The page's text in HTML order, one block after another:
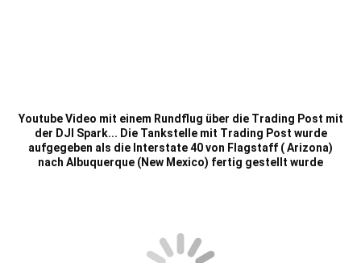
Youtube Video mit einem Rundflug über die Trading Post mit
der DJI Spark... Die Tankstelle mit Trading Post wurde
aufgegeben als die Interstate 40 von Flagstaff ( Arizona)
nach Albuquerque (New Mexico) fertig gestellt wurde